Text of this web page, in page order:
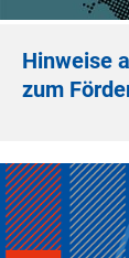
Hinweise
zum